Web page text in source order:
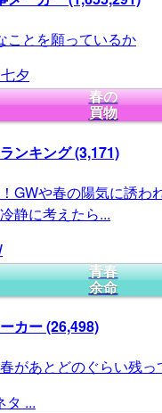
ことを願っているか
七夕
春の
買物
ンキング(3,171)
GWや春の陽気に誘わ
静に考えたら...
青春
余命
カー(26,498)
があとどのぐらい残
タ ...